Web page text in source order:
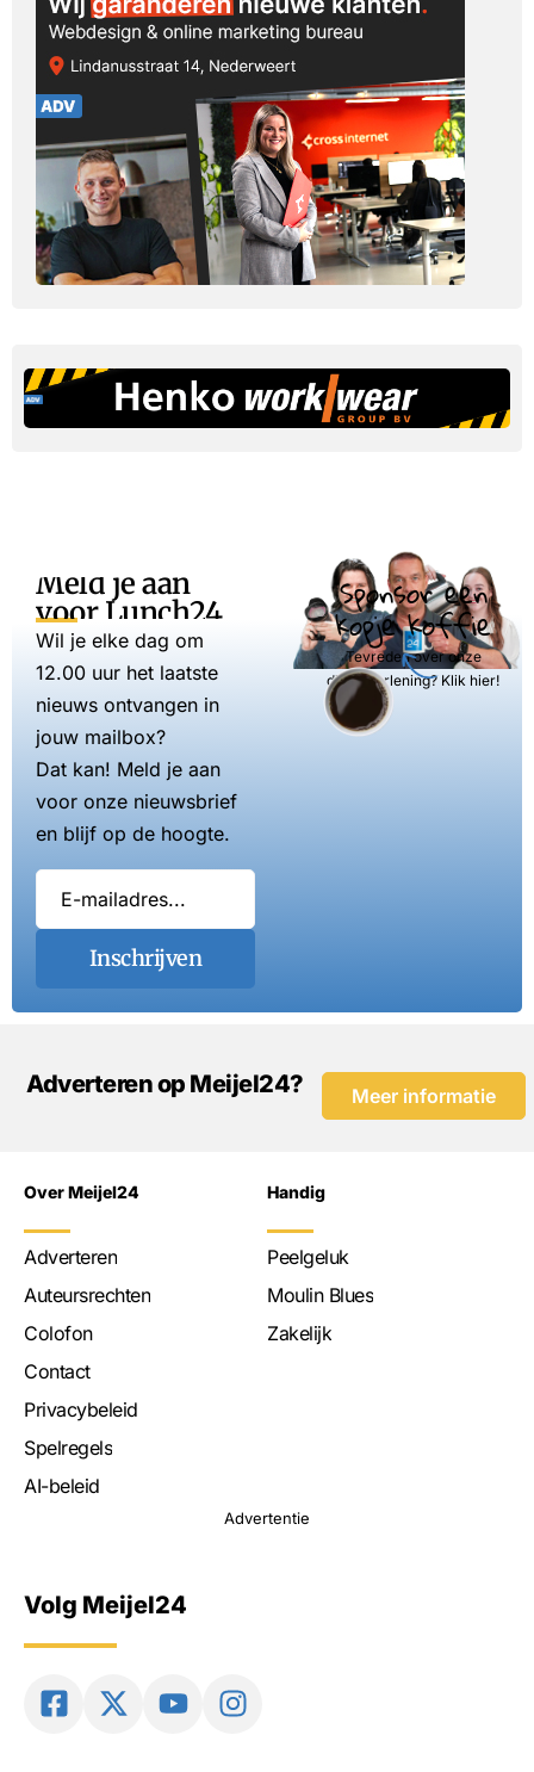
Meld je aan
voor Lunch24
Wil je elke dag om
12.00 uur het laatste
nieuws ontvangen in
jouw mailbox?
Dat kan! Meld je aan
voor onze nieuwsbrief
en blijf op de hoogte.
Inschrijven
Sponsor een
kopje koffie
Tevreden over onze
dienstverlening? Klik hier!
Adverteren op Meijel24? Meer informatie
Over Meijel24
Adverteren
Auteursrechten
Colofon
Contact
Privacybeleid
Spelregels
AI-beleid
Handig
Peelgeluk
Moulin Blues
Zakelijk
Advertentie
Volg Meijel24